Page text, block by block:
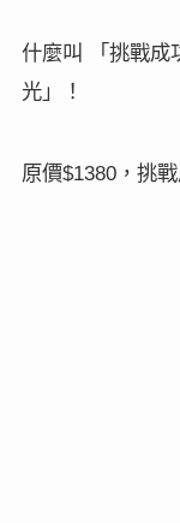
什麼叫
「挑戰
光」！
原價$1380，挑